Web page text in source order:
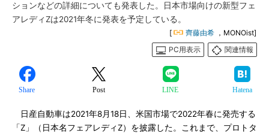
ションなどの詳細についても発表した。日本市場向けの新型フェ
アレディZは2021年冬に発表を予定している。
[ 齊藤由希 ，MONOist]
PC用表示
関連情報
Share Post LINE Hatena
日産自動車は2021年8月18日、米国市場で2022年春に発売する
「Z」（日本名フェアレディZ）を披露した。これまで、プロトタ